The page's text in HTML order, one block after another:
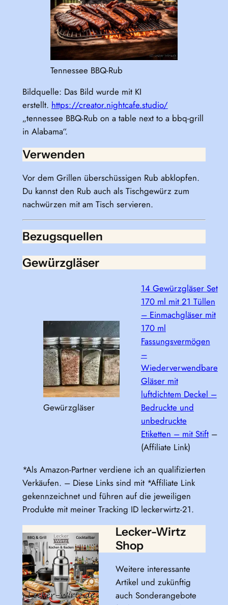
Tennessee BBQ-Rub
Bildquelle: Das Bild wurde mit KI
erstellt. https://creator.nightcafe.studio/
„tennessee BBQ-Rub on a table next to a bbq-grill
in Alabama“.
Verwenden
Vor dem Grillen überschüssigen Rub abklopfen.
Du kannst den Rub auch als Tischgewürz zum
nachwürzen mit am Tisch servieren.
Bezugsquellen
Gewürzgläser
Gewürzgläser
14 Gewürzgläser Set
170 ml mit 21 Tüllen
– Einmachgläser mit
170 ml
Fassungsvermögen
–
Wiederverwendbare
Gläser mit
luftdichtem Deckel –
Bedruckte und
unbedruckte
Etiketten – mit Stift–
(Affiliate Link)
*Als Amazon-Partner verdiene ich an qualifizierten
Verkäufen. – Diese Links sind mit *Affiliate Link
gekennzeichnet und führen auf die jeweiligen
Produkte mit meiner Tracking ID leckerwirtz-21.
Lecker-Wirtz
Shop
Weitere interessante
Artikel und zukünftig
auch Sonderangebote